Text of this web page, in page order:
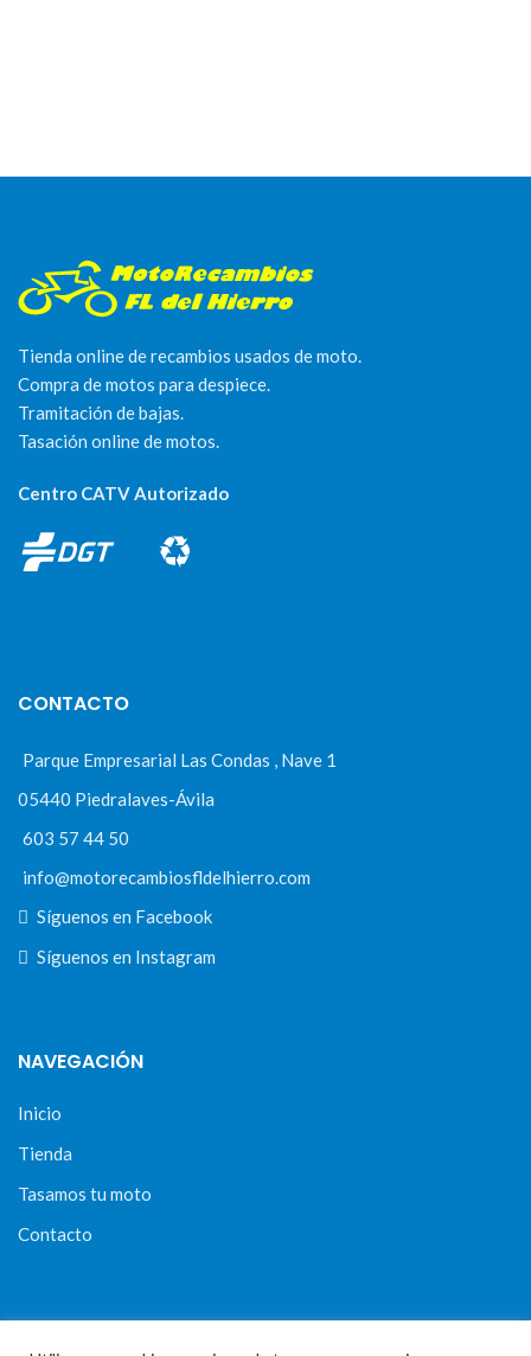
Tienda online de recambios usados de moto.
Compra de motos para despiece.
Tramitación de bajas.
Tasación online de motos.
Centro CATV Autorizado
CONTACTO
Parque Empresarial Las Condas , Nave 1
05440 Piedralaves-Ávila
603 57 44 50
info@motorecambiosfldelhierro.com
Síguenos en Facebook
Síguenos en Instagram
NAVEGACIÓN
Inicio
Tienda
Tasamos tu moto
Contacto